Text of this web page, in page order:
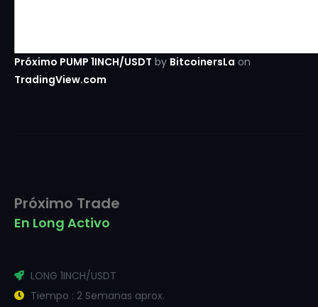
Próximo PUMP 1INCH/USDT by BitcoinersLa on
TradingView.com
Próximo Trade
En Long Activo
LONG 1INCH/USDT
Tiempo : 2 Semanas aprox.